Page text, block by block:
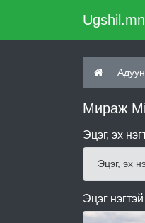
Ugshil.mn
Мираж
Эцэг, эх
Эцэг, эх
Эцэг